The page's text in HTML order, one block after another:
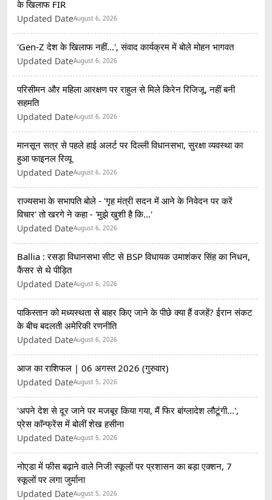
के खिलाफ FIR
Updated DateAugust 6, 2026
'Gen-Z देश के खिलाफ नहीं...', संवाद कार्यक्रम में बोले मोहन भागवत
Updated DateAugust 6, 2026
परिसीमन और महिला आरक्षण पर राहुल से मिले किरेन रिजिजू, नहीं बनी
सहमति
Updated DateAugust 6, 2026
मानसून सत्र से पहले हाई अलर्ट पर दिल्ली विधानसभा, सुरक्षा व्यवस्था का
हुआ फाइनल रिव्यू
Updated DateAugust 6, 2026
राज्यसभा के सभापति बोले - 'गृह मंत्री सदन में आने के निवेदन पर करें
विचार' तो खरगे ने कहा - 'मुझे खुशी है कि...'
Updated DateAugust 6, 2026
Ballia : रसड़ा विधानसभा सीट से BSP विधायक उमाशंकर सिंह का निधन,
कैंसर से थे पीड़ित
Updated DateAugust 6, 2026
पाकिस्तान को मध्यस्थता से बाहर किए जाने के पीछे क्या हैं वजहें? ईरान संकट
के बीच बदलती अमेरिकी रणनीति
Updated DateAugust 6, 2026
आज का राशिफल | 06 अगस्त 2026 (गुरुवार)
Updated DateAugust 5, 2026
'अपने देश से दूर जाने पर मजबूर किया गया, मैं फिर बांग्लादेश लौटूंगी...',
प्रेस कॉन्फ्रेंस में बोलीं शेख हसीना
Updated DateAugust 5, 2026
नोएडा में फीस बढ़ाने वाले निजी स्कूलों पर प्रशासन का बड़ा एक्शन, 7
स्कूलों पर लगा जुर्माना
Updated DateAugust 5, 2026